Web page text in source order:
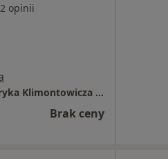
opinii
Szpital Specjalistyczny im. Henryka Klimontowicza w Gorlicach
Brak ceny